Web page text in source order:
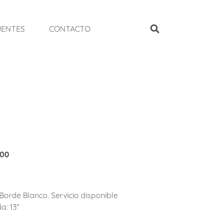
CONTACTO
Blanco. Servicio disponible
13″